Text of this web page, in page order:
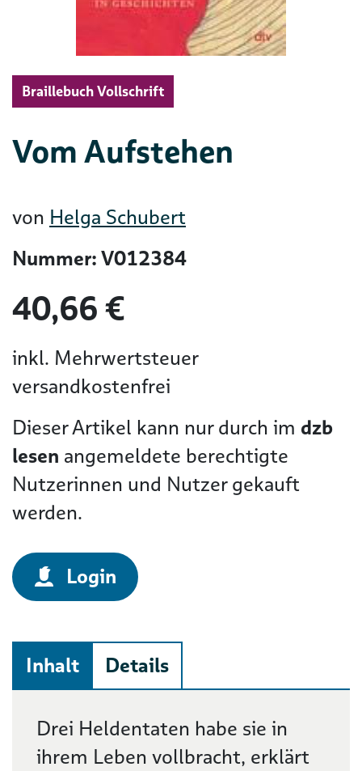
Braillebuch Vollschrift
Vom Aufstehen
von Helga Schubert
Nummer: V012384
40,66 €
inkl. Mehrwertsteuer
versandkostenfrei
Dieser Artikel kann nur durch im dzb
lesen angemeldete berechtigte
Nutzerinnen und Nutzer gekauft
werden.
Login
Inhalt Details
Beschreibung
Drei Heldentaten habe sie in
ihrem Leben vollbracht, erklärt